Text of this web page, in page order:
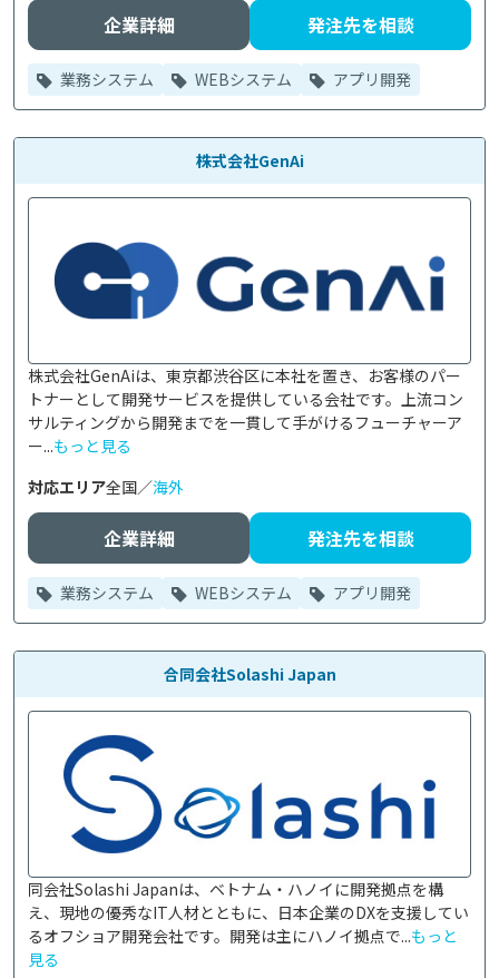
企業詳細 発注先を相談
業務システム WEBシステム アプリ開発
株式会社GenAi
株式会社GenAiは、東京都渋谷区に本社を置き、お客様のパー
トナーとして開発サービスを提供している会社です。上流コン
サルティングから開発までを一貫して手がけるフューチャーア
ー...もっと見る
対応エリア全国／海外
企業詳細 発注先を相談
業務システム WEBシステム アプリ開発
合同会社Solashi Japan
同会社Solashi Japanは、ベトナム・ハノイに開発拠点を構
え、現地の優秀なIT人材とともに、日本企業のDXを支援してい
るオフショア開発会社です。開発は主にハノイ拠点で...もっと
見る